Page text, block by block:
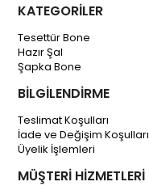
KATEGORİLER
Tesettür Bone
Hazır Şal
Şapka Bone
BİLGİLENDİRME
Teslimat Koşulları
İade ve Değişim Koşulları
Üyelik İşlemleri
MÜŞTERİ HİZMETLERİ